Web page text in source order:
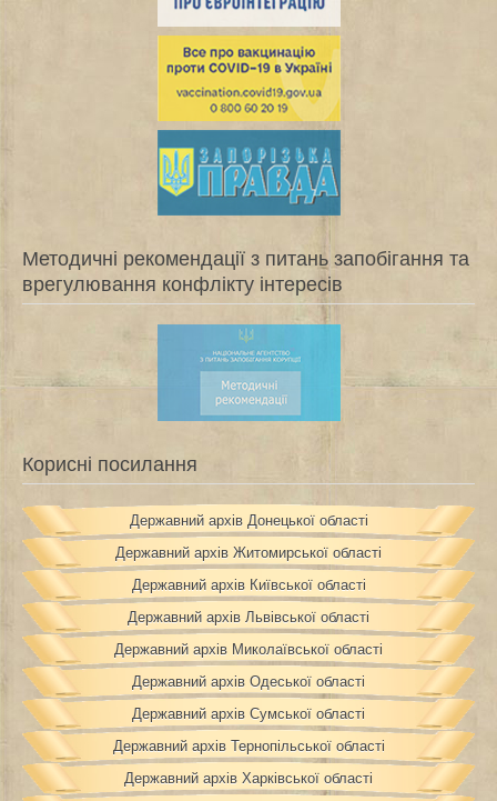
Методичні рекомендації з питань запобігання та
врегулювання конфлікту інтересів
Корисні посилання
Державний архів Донецької області
Державний архів Житомирської області
Державний архів Київської області
Державний архів Львівської області
Державний архів Миколаївської області
Державний архів Одеської області
Державний архів Сумської області
Державний архів Тернопільської області
Державний архів Харківської області